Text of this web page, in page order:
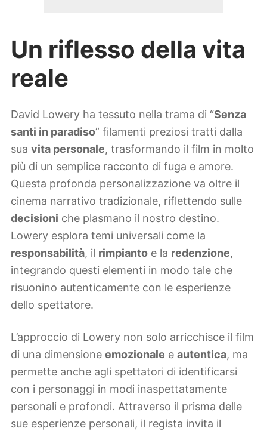
Un riflesso della vita
reale
David Lowery ha tessuto nella trama di “Senza
santi in paradiso” filamenti preziosi tratti dalla
sua vita personale, trasformando il film in molto
più di un semplice racconto di fuga e amore.
Questa profonda personalizzazione va oltre il
cinema narrativo tradizionale, riflettendo sulle
decisioni che plasmano il nostro destino.
Lowery esplora temi universali come la
responsabilità, il rimpianto e la redenzione,
integrando questi elementi in modo tale che
risuonino autenticamente con le esperienze
dello spettatore.
L’approccio di Lowery non solo arricchisce il film
di una dimensione emozionale e autentica, ma
permette anche agli spettatori di identificarsi
con i personaggi in modi inaspettatamente
personali e profondi. Attraverso il prisma delle
sue esperienze personali, il regista invita il